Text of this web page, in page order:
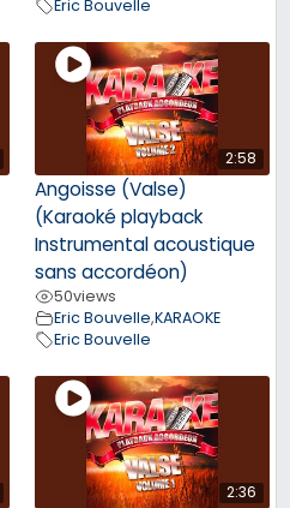
Eric Bouvelle
2:58
Angoisse (Valse)
(Karaoké playback
Instrumental acoustique
sans accordéon)
50views
Eric Bouvelle,KARAOKE
Eric Bouvelle
2:36